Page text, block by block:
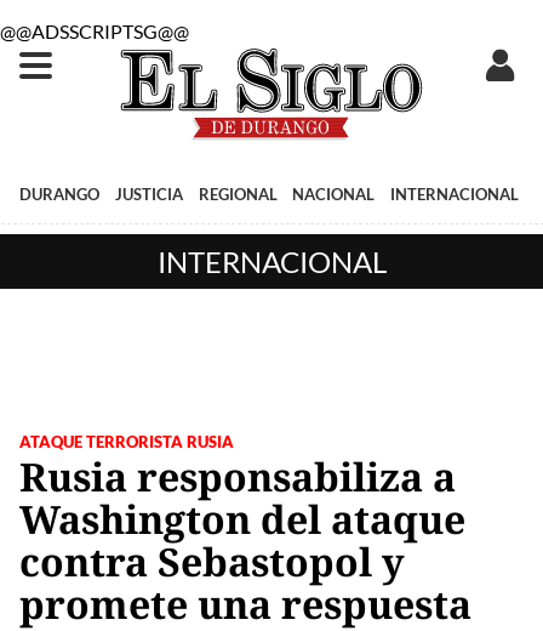
@@ADSSCRIPTSG@@
DURANGO JUSTICIA REGIONAL NACIONAL INTERNACIONAL
INTERNACIONAL
ATAQUE TERRORISTA RUSIA
Rusia responsabiliza a
Washington del ataque
contra Sebastopol y
promete una respuesta